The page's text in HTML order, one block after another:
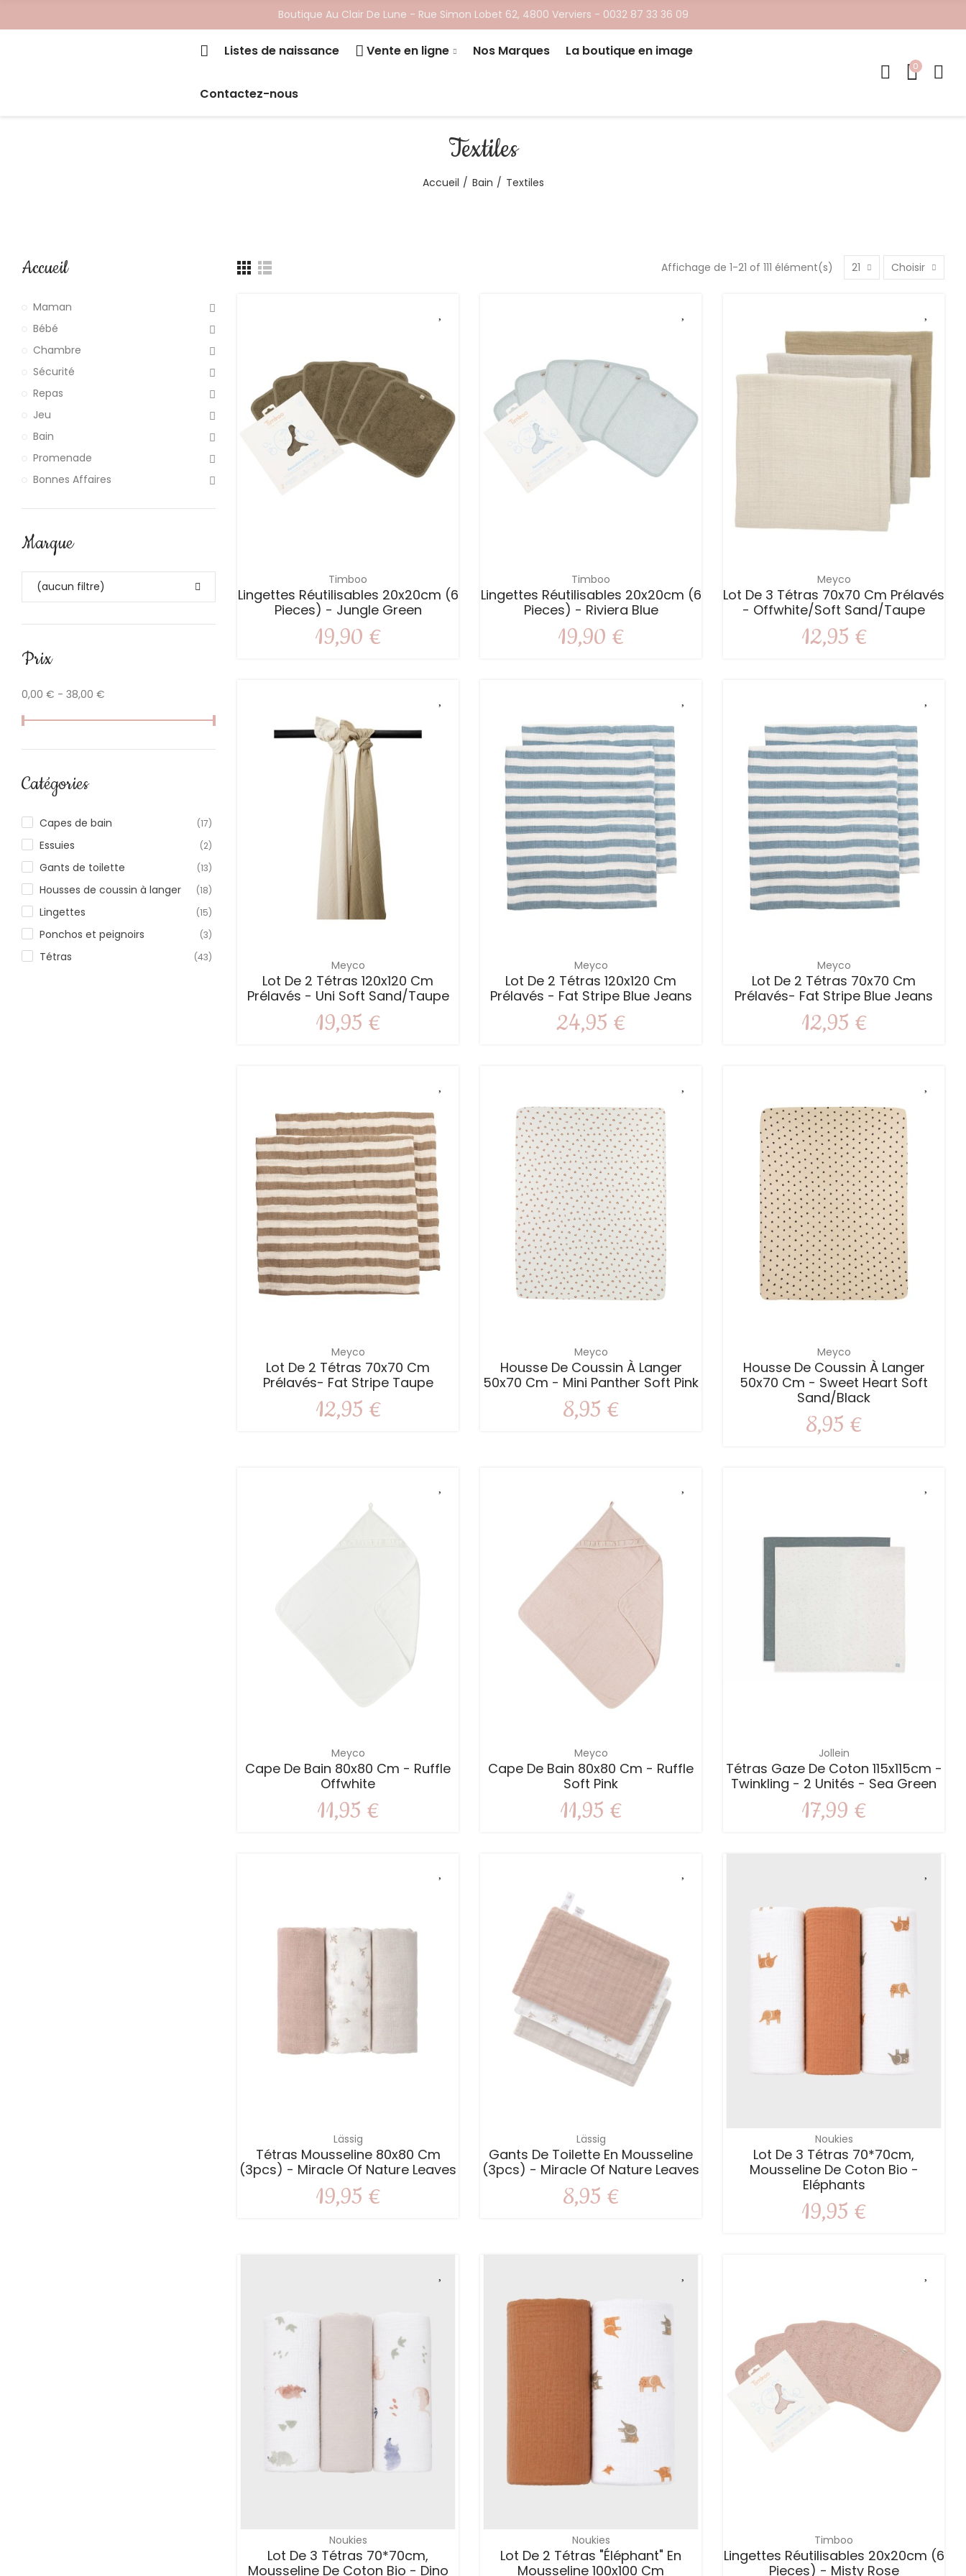
Boutique Au Clair De Lune - ​Rue Simon Lobet 62, 4800 Verviers - 0032 87 33 36 09
Listes de naissance Vente en ligne Nos Marques La boutique en image
Contactez-nous
0
Textiles
Accueil Bain Textiles
Affichage de 1-21 of 111 élément(s) 21 Choisir
Timboo
Lingettes Réutilisables 20x20cm (6
Pieces) - Jungle Green
19,90 €
Timboo
Lingettes Réutilisables 20x20cm (6
Pieces) - Riviera Blue
19,90 €
Meyco
Lot De 3 Tétras 70x70 Cm Prélavés
- Offwhite/soft Sand/taupe
12,95 €
Meyco
Lot De 2 Tétras 120x120 Cm
Prélavés - Uni Soft Sand/taupe
19,95 €
Meyco
Lot De 2 Tétras 120x120 Cm
Prélavés - Fat Stripe Blue Jeans
24,95 €
Meyco
Lot De 2 Tétras 70x70 Cm
Prélavés- Fat Stripe Blue Jeans
12,95 €
Meyco
Lot De 2 Tétras 70x70 Cm
Prélavés- Fat Stripe Taupe
12,95 €
Meyco
Housse De Coussin À Langer
50x70 Cm - Mini Panther Soft Pink
8,95 €
Meyco
Housse De Coussin À Langer
50x70 Cm - Sweet Heart Soft
Sand/black
8,95 €
Meyco
Cape De Bain 80x80 Cm - Ruffle
Offwhite
11,95 €
Meyco
Cape De Bain 80x80 Cm - Ruffle
Soft Pink
11,95 €
Jollein
Tétras Gaze De Coton 115x115cm -
Twinkling - 2 Unités - Sea Green
17,99 €
Lässig
Tétras Mousseline 80x80 Cm
(3pcs) - Miracle Of Nature Leaves
19,95 €
Lässig
Gants De Toilette En Mousseline
(3pcs) - Miracle Of Nature Leaves
8,95 €
Noukies
Lot De 3 Tétras 70*70cm,
Mousseline De Coton Bio -
Eléphants
19,95 €
Noukies
Lot De 3 Tétras 70*70cm,
Mousseline De Coton Bio - Dino
Noukies
Lot De 2 Tétras "éléphant" En
Mousseline 100x100 Cm
Timboo
Lingettes Réutilisables 20x20cm (6
Pieces) - Misty Rose
Accueil
Maman
Bébé
Chambre
Sécurité
Repas
Jeu
Bain
Promenade
Bonnes Affaires
Marque
(aucun filtre)
Prix
0,00 € - 38,00 €
Catégories
Capes de bain (17)
Essuies (2)
Gants de toilette (13)
Housses de coussin à langer (18)
Lingettes (15)
Ponchos et peignoirs (3)
Tétras (43)